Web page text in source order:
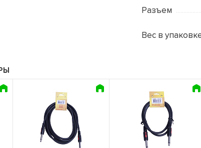
Разъем
Вес в